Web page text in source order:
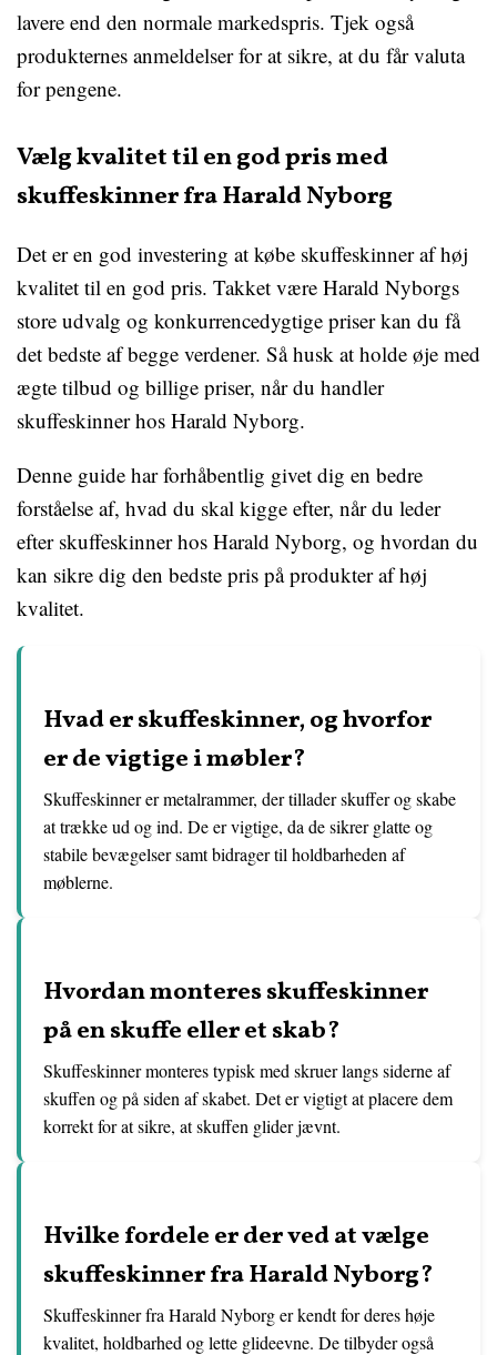
lavere end den normale markedspris. Tjek også
produkternes anmeldelser for at sikre, at du får valuta
for pengene.
Vælg kvalitet til en god pris med
skuffeskinner fra Harald Nyborg
Det er en god investering at købe skuffeskinner af høj
kvalitet til en god pris. Takket være Harald Nyborgs
store udvalg og konkurrencedygtige priser kan du få
det bedste af begge verdener. Så husk at holde øje med
ægte tilbud og billige priser, når du handler
skuffeskinner hos Harald Nyborg.
Denne guide har forhåbentlig givet dig en bedre
forståelse af, hvad du skal kigge efter, når du leder
efter skuffeskinner hos Harald Nyborg, og hvordan du
kan sikre dig den bedste pris på produkter af høj
kvalitet.
Hvad er skuffeskinner, og hvorfor
er de vigtige i møbler?
Skuffeskinner er metalrammer, der tillader skuffer og skabe
at trække ud og ind. De er vigtige, da de sikrer glatte og
stabile bevægelser samt bidrager til holdbarheden af
møblerne.
Hvordan monteres skuffeskinner
på en skuffe eller et skab?
Skuffeskinner monteres typisk med skruer langs siderne af
skuffen og på siden af skabet. Det er vigtigt at placere dem
korrekt for at sikre, at skuffen glider jævnt.
Hvilke fordele er der ved at vælge
skuffeskinner fra Harald Nyborg?
Skuffeskinner fra Harald Nyborg er kendt for deres høje
kvalitet, holdbarhed og lette glideevne. De tilbyder også